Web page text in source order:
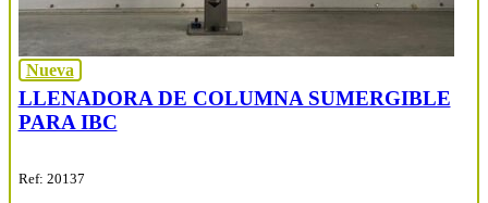
Nueva
LLENADORA DE COLUMNA SUMERGIBLE
PARA IBC
Ref: 20137